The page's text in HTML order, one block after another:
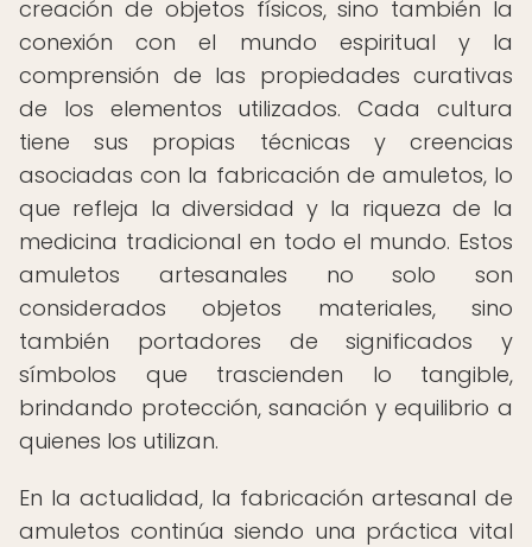
creación de objetos físicos, sino también la
conexión con el mundo espiritual y la
comprensión de las propiedades curativas
de los elementos utilizados. Cada cultura
tiene sus propias técnicas y creencias
asociadas con la fabricación de amuletos, lo
que refleja la diversidad y la riqueza de la
medicina tradicional en todo el mundo. Estos
amuletos artesanales no solo son
considerados objetos materiales, sino
también portadores de significados y
símbolos que trascienden lo tangible,
brindando protección, sanación y equilibrio a
quienes los utilizan.
En la actualidad, la fabricación artesanal de
amuletos continúa siendo una práctica vital